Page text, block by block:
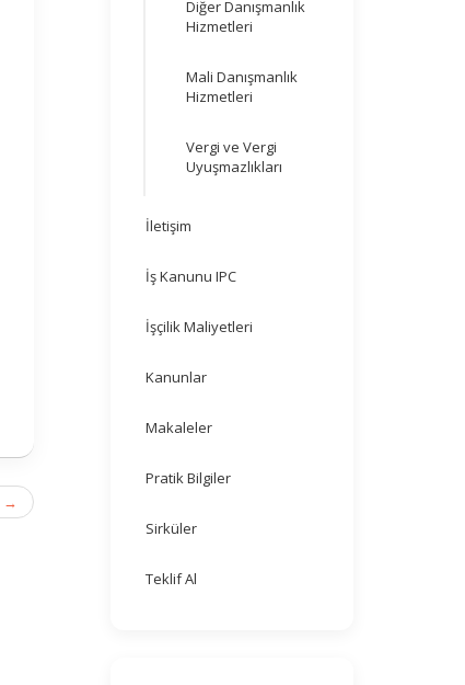
→
Diğer Danışmanlık
Hizmetleri
Mali Danışmanlık
Hizmetleri
Vergi ve Vergi
Uyuşmazlıkları
İletişim
İş Kanunu IPC
İşçilik Maliyetleri
Kanunlar
Makaleler
Pratik Bilgiler
Sirküler
Teklif Al